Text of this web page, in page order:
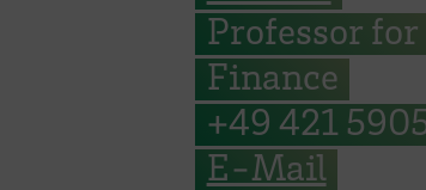
Professor for
Finance
+49 421
E-Mail